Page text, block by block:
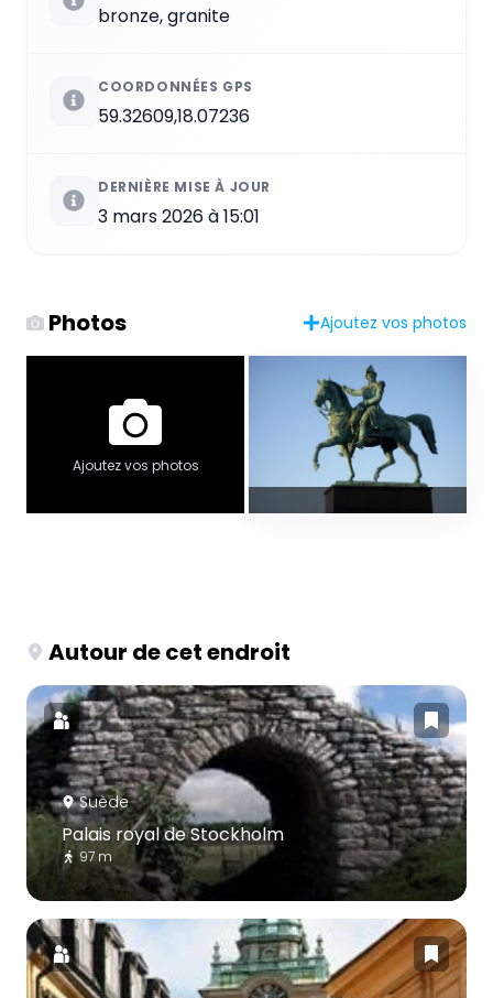
bronze, granite
COORDONNÉES GPS
59.32609,18.07236
DERNIÈRE MISE À JOUR
3 mars 2026 à 15:01
Photos Ajoutez vos photos
Ajoutez vos photos
Autour de cet endroit
Suède
Palais royal de Stockholm
97 m